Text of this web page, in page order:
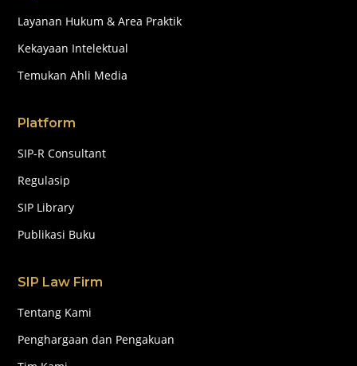
Layanan Hukum & Area Praktik
Kekayaan Intelektual
Temukan Ahli Media
Platform
SIP-R Consultant
Regulasip
SIP Library
Publikasi Buku
SIP Law Firm
Tentang Kami
Penghargaan dan Pengakuan